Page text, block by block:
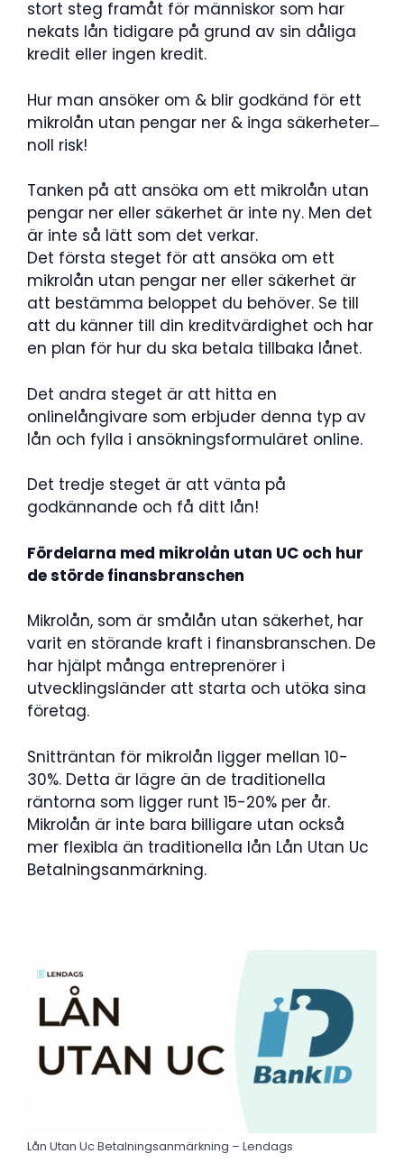
stort steg framåt för människor som har
nekats lån tidigare på grund av sin dåliga
kredit eller ingen kredit.
Hur man ansöker om & blir godkänd för ett
mikrolån utan pengar ner & inga säkerheter ̶
noll risk!
Tanken på att ansöka om ett mikrolån utan
pengar ner eller säkerhet är inte ny. Men det
är inte så lätt som det verkar.
Det första steget för att ansöka om ett
mikrolån utan pengar ner eller säkerhet är
att bestämma beloppet du behöver. Se till
att du känner till din kreditvärdighet och har
en plan för hur du ska betala tillbaka lånet.
Det andra steget är att hitta en
onlinelångivare som erbjuder denna typ av
lån och fylla i ansökningsformuläret online.
Det tredje steget är att vänta på
godkännande och få ditt lån!
Fördelarna med mikrolån utan UC och hur
de störde finansbranschen
Mikrolån, som är smålån utan säkerhet, har
varit en störande kraft i finansbranschen. De
har hjälpt många entreprenörer i
utvecklingsländer att starta och utöka sina
företag.
Snitträntan för mikrolån ligger mellan 10-
30%. Detta är lägre än de traditionella
räntorna som ligger runt 15-20% per år.
Mikrolån är inte bara billigare utan också
mer flexibla än traditionella lån Lån Utan Uc
Betalningsanmärkning.
Lån Utan Uc Betalningsanmärkning – Lendags